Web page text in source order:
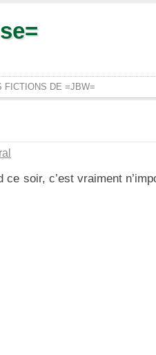
FICTIONS DE =JBW=
soir, c’est vraiment